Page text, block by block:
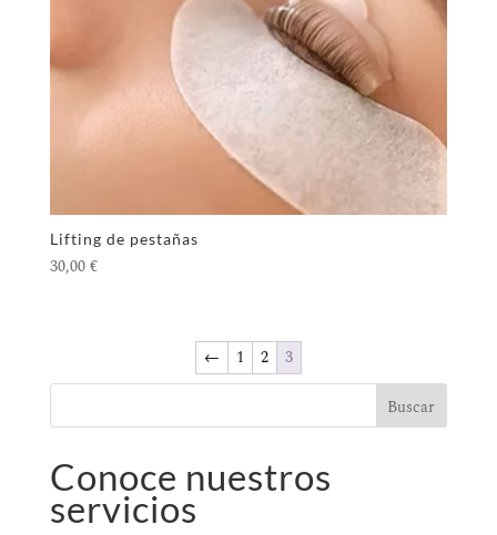
Lifting de pestañas
30,00€
← 1 2 3
Buscar
Conoce nuestros
servicios